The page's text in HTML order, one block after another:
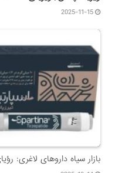
2025-11-15
بازار سیاه داروهای لاغری: